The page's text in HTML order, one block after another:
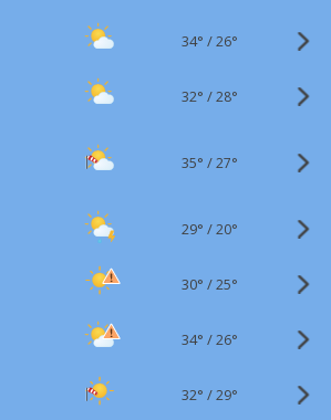
34° /26°
32° /28°
35° /27°
29° /20°
30° /25°
34° /26°
32° /29°